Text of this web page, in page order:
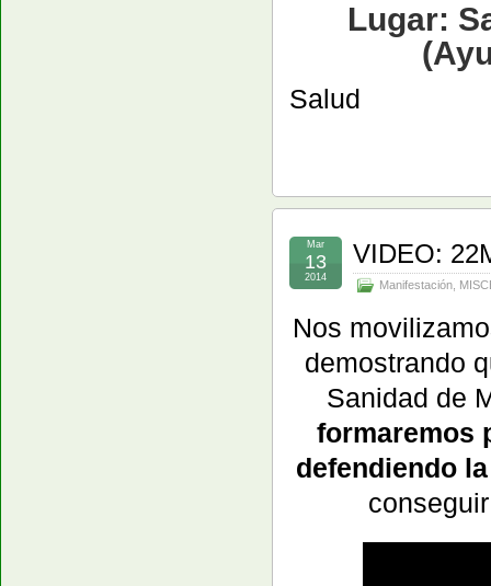
Lugar:
Salud
VIDEO:
Manifestación
Mar
13
2014
Nos
demostrando
Sanidad de
formaremos
defendiendo